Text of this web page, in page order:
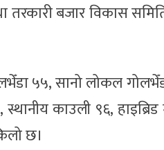
तरकारी बजार विकास
५५, सानो लोकल
काउली ९६,
छ।